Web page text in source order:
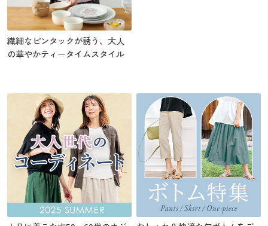
繊細なピンタックが誘う、大人
の華やかティータイムスタイル